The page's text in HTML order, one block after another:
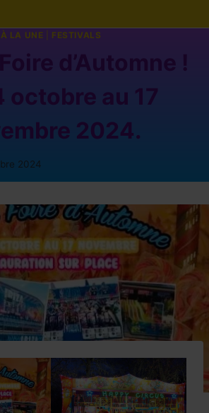
À LA UNE FESTIVALS
octobre au 17
2024.
2024